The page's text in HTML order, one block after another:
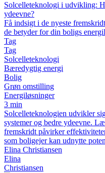
Solcelleteknologi i udvikling:
ydeevne?
Få indsigt i de nyeste
de betyder for din boligs
Tag
Tag
Solcelleteknologi
Bæredygtig energi
Bolig
Grøn omstilling
Energiløsninger
3 min
Solcelleteknologien udvikler
systemer og bedre ydeevne.
fremskridt påvirker
som boligejer kan udnytte
Elina Christiansen
Elina
Christiansen